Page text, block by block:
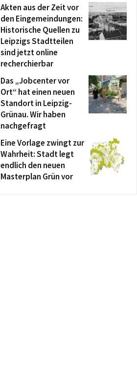
Akten aus der Zeit vor
den Eingemeindungen:
Historische Quellen zu
Leipzigs Stadtteilen
sind jetzt online
recherchierbar
Das „Jobcenter vor
Ort“ hat einen neuen
Standort in Leipzig-
Grünau. Wir haben
nachgefragt
Eine Vorlage zwingt zur
Wahrheit: Stadt legt
endlich den neuen
Masterplan Grün vor